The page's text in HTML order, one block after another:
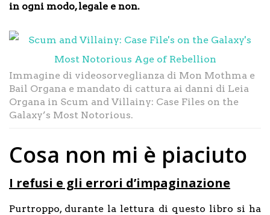
in ogni modo, legale e non.
Immagine di videosorveglianza di Mon Mothma e
Bail Organa e mandato di cattura ai danni di Leia
Organa in Scum and Villainy: Case Files on the
Galaxy’s Most Notorious.
Cosa non mi è piaciuto
I refusi e gli errori d’impaginazione
Purtroppo, durante la lettura di questo libro si ha